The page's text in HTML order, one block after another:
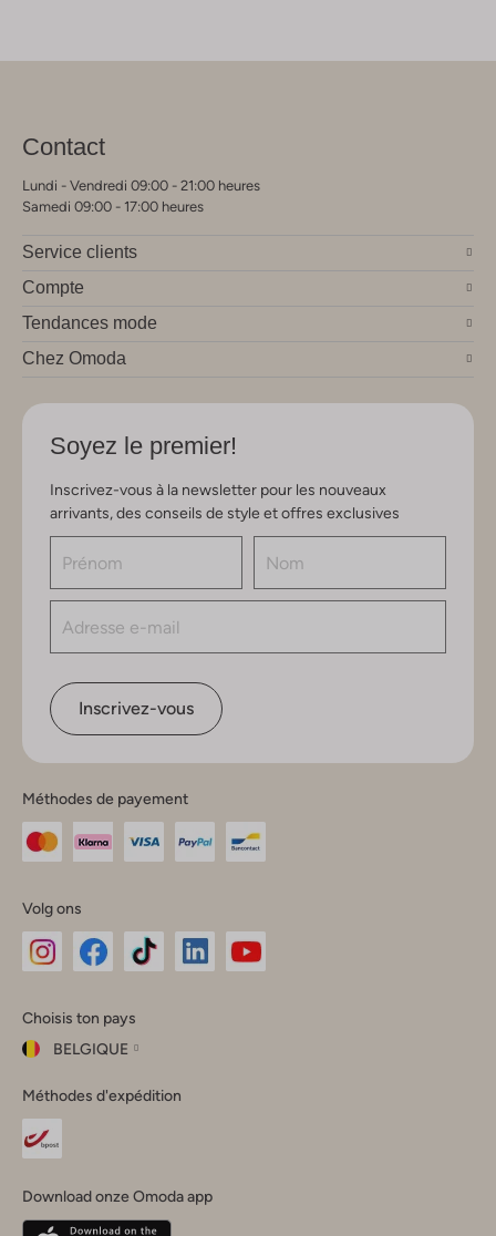
Contact
Lundi - Vendredi 09:00 - 21:00 heures
Samedi 09:00 - 17:00 heures
Service clients
Compte
Tendances mode
Chez Omoda
Soyez le premier!
Inscrivez-vous à la newsletter pour les nouveaux
arrivants, des conseils de style et offres exclusives
Inscrivez-vous
Méthodes de payement
Volg ons
Instagram
Facebook
TikTok
Choisis ton pays
BELGIQUE
ton
pays
Fermer
Belgique(Français)
Méthodes d'expédition
Download onze Omoda app